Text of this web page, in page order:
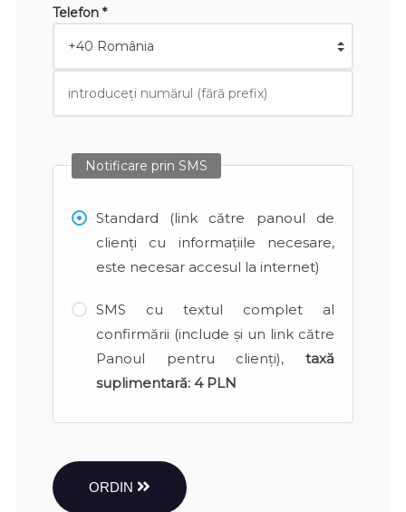
Telefon *
Notificare prin SMS
Standard (link către panoul de
clienți cu informațiile necesare,
este necesar accesul la internet)
SMS cu textul complet al
confirmării (include și un link către
Panoul pentru clienți), taxă
suplimentară: 4 PLN
ORDIN